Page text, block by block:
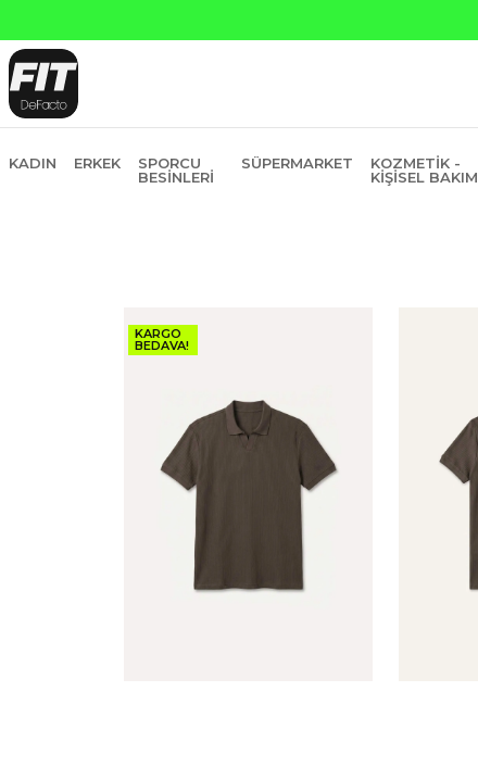
KADIN ERKEK
SPORCU
BESINLERI
SÜPERMARKET
KOZMETIK -
KIŞISEL BAKIM
KARGO
BEDAVA!